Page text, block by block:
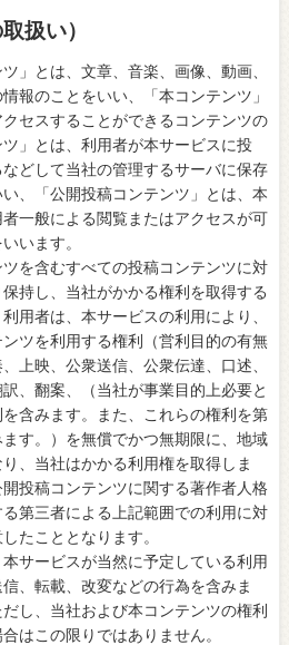
扱い）
」とは、文章、音楽、画像、動画、
報のことをいい、「本コンテンツ」
セスすることができるコンテンツの
」とは、利用者が本サービスに投
どして当社の管理するサーバに保存
、「公開投稿コンテンツ」とは、本
一般による閲覧またはアクセスが可
います。
を含むすべての投稿コンテンツに対
持し、当社がかかる権利を取得する
用者は、本サービスの利用により、
ツを利用する権利（営利目的の有無
上映、公衆送信、公衆伝達、口述、
、翻案、（当社が事業目的上必要と
含みます。また、これらの権利を第
す。）を無償でかつ無期限に、地域
、当社はかかる利用権を取得しま
投稿コンテンツに関する著作者人格
第三者による上記範囲での利用に対
たこととなります。
サービスが当然に予定している利用
、転載、改変などの行為を含みま
し、当社および本コンテンツの権利
はこの限りではありません。